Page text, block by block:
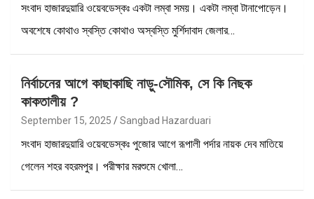
সংবাদ হাজারদুয়ারি ওয়েবডেস্কঃ একটা লম্বা সময়। একটা লম্বা টানাপোড়েন।
অবশেষে কোথাও স্বস্তি কোথাও অস্বস্তি মুর্শিদাবাদ জেলার…
নির্বাচনের আগে কাছাকাছি নাড়ু-সৌমিক, সে কি নিছক
কাকতালীয় ?
September 15, 2025 Sangbad Hazarduari
সংবাদ হাজারদুয়ারি ওয়েবডেস্কঃ পুজোর আগে রূপালী পর্দার নায়ক দেব মাতিয়ে
গেলেন শহর বহরমপুর। পরীক্ষার মরশুমে খোলা…